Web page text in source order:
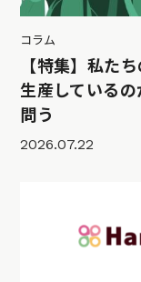
コラム
【特集】私た
生産している
問う
2026.07.22